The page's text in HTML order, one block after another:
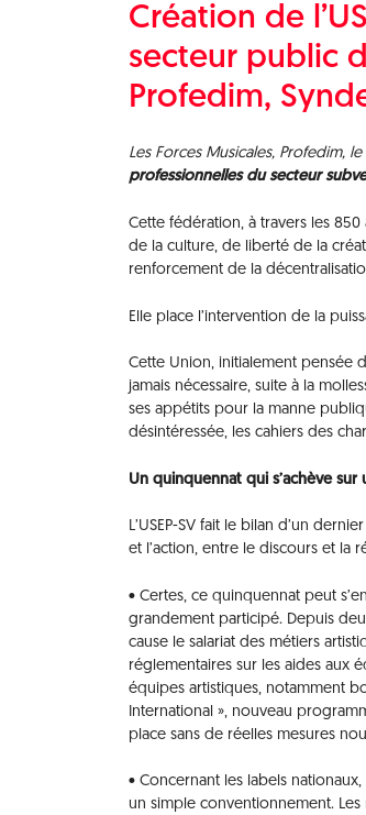
Création de
secteur public
Profedim,
Les Forces Musicales, Profedim,
professionnelles du secteur
Cette fédération, à travers les
de la culture, de liberté de la
renforcement de la
Elle place l’intervention de la
Cette Union, initialement pensée
jamais nécessaire, suite à la
ses appétits pour la manne
désintéressée, les cahiers des
Un quinquennat qui s’achève
L’USEP-SV fait le bilan d’un
et l’action, entre le discours et la
• Certes, ce quinquennat peut
grandement participé. Depuis
cause le salariat des métiers
réglementaires sur les aides aux
équipes artistiques, notamment
International », nouveau
place sans de réelles mesures
• Concernant les labels
un simple conventionnement.